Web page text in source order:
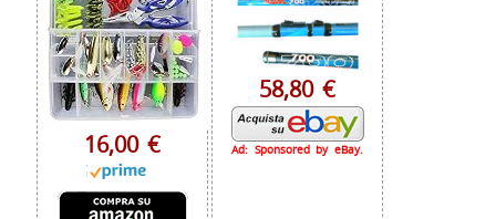
16,00 €
58,80 €
Ad: Sponsored by eBay.